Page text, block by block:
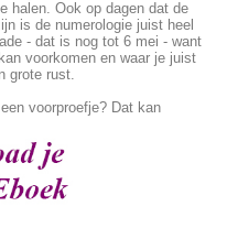
halen. Ook op dagen dat de
is de numerologie juist heel
- dat is nog tot 6 mei - want
voorkomen en waar je juist
grote rust.
voorproefje? Dat kan